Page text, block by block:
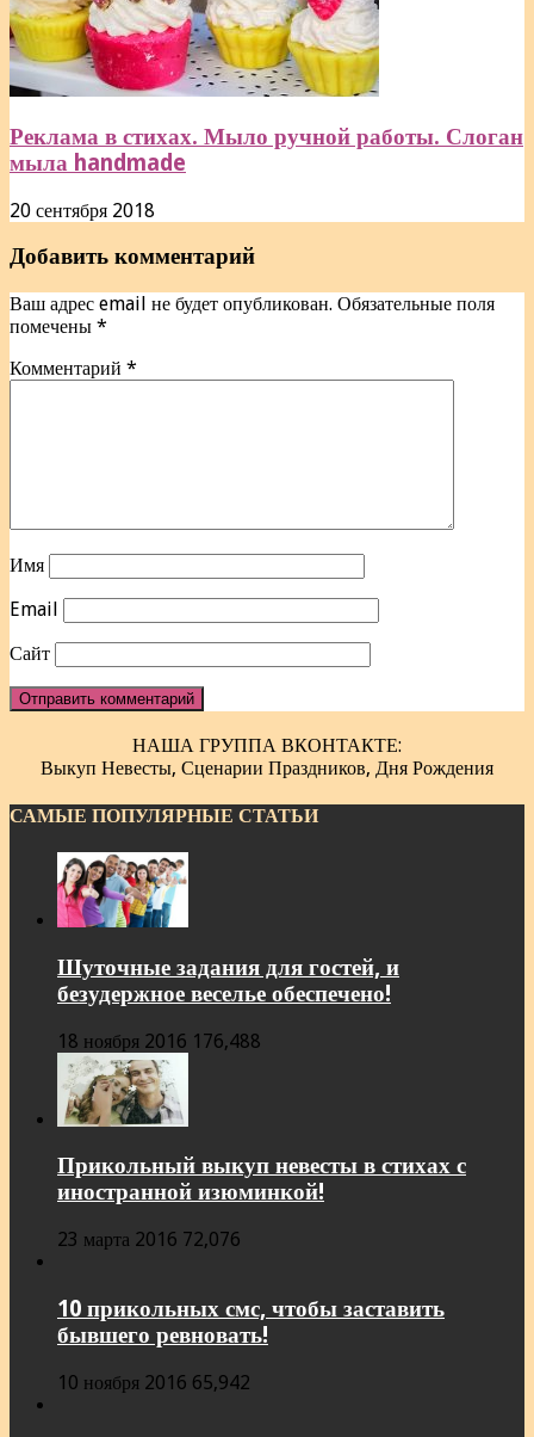
Реклама в стихах. Мыло ручной работы. Слоган
мыла handmade
20 сентября 2018
Добавить комментарий
Ваш адрес email не будет опубликован. Обязательные поля
помечены *
Комментарий *
Имя
Email
Сайт
НАША ГРУППА ВКОНТАКТЕ:
Выкуп Невесты, Сценарии Праздников, Дня Рождения
САМЫЕ ПОПУЛЯРНЫЕ СТАТЬИ
Шуточные задания для гостей, и
безудержное веселье обеспечено!
18 ноября 2016 176,488
Прикольный выкуп невесты в стихах с
иностранной изюминкой!
23 марта 2016 72,076
10 прикольных смс, чтобы заставить
бывшего ревновать!
10 ноября 2016 65,942